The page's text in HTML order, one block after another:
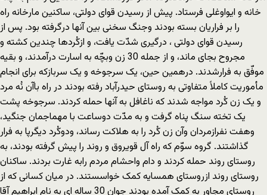
خانه و ایواوغلی فرستاد. پیش از رسیدن قوای دولتی، ساکنین مارخانه راه
را بر فراریان بسته بودند وجنگ سخنی بین آنها درگرفته بود. پس از
رسیدن قوای دولتی ، درگیری شدّت یافت، و ازکُردها چندین کشته و
مجروح بجای ماند، و از جمله 30 زن وبچّه به اسارت درآمدند، و بقیه
موفّق به فرارشدند. درهمین حین، یک سرجوخه و یک سربازکه برای انجام
مأموریت کاملاً متفاوتی به روستای حیدرآباد رفته بودند در راه باآن نُه مرد
و یک زن کُرد مواجه شدند که ناغافل به آنها حمله کردند. سرجوخه پشت
یک تخته سنگ پناه گرفت و به مدّت دوساعت با مهماجمان جنگید،
وهفت نفرازمردان وآن زن کُرد را به هلاکت رساند، ودوکُرد دیگرپا به فرار
گذاشتند. گروه سوّم که راه آل قویروق و روند را پیش گرفته بودند، به
روستای روند حمله کردند و دام واحشام مردم رابه غارت بردند. ساکنان
روستای روند ازروستای همسایه کمک خواسستند. در میان کسانی که از
روستای مجاور به کمک آمده بودند جوان 30 ساله ای به نام ابراهیم آقا